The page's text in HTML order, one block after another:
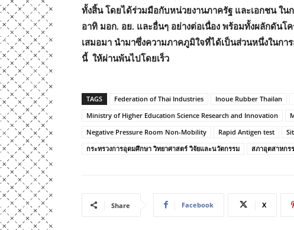
ทั้งสิ้น โดยได้ร่วมมือกับหน่วยงานภาครัฐ และเอกชน ใ
อาทิ มอก. อย. และอื่นๆ อย่างต่อเนื่อง พร้อมทั้งผลักดันโค
เสมอมา นำมาซึ่งความภาคภูมิใจที่ได้เป็นส่วนหนึ่งในก
นี้ ให้ผ่านพ้นไปโดยเร็ว
TAGS Federation of Thai Industries Inoue Rubber Thailan
Ministry of Higher Education Science Research and Innovation
Negative Pressure Room Non-Mobility
Rapid Antigen test
กระทรวงการอุดมศึกษา วิทยาศาสตร์ วิจัยและนวัตกรรม
สภาอุตสาหกร
Share Facebook X